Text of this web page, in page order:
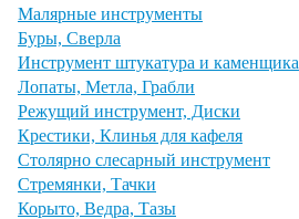
Малярные инструменты
Буры, Сверла
Инструмент штукатура и каменщика
Лопаты, Метла, Грабли
Режущий инструмент, Диски
Крестики, Клинья для кафеля
Столярно слесарный инструмент
Стремянки, Тачки
Корыто, Ведра, Тазы